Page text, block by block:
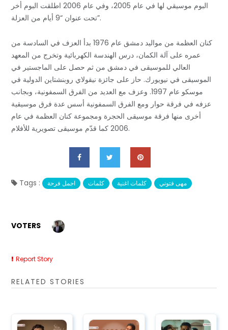
البوم موسيقي لها في عام 2005، وفي عام 2006 اطلقت البوم أخر
تحت عنوان “9 أيام من العزلة”.
كنان العظمة من مواليد دمشق عام 1976 بدأ العزف في السادسة من
عمره على آلة الكمان، درس الهندسة الكهربائية وتخرج من المعهد
العالي للموسيقى في دمشق من ثم حصل على الماجستير في
الموسيقى في نيويورك. حاز على جائزة نيقولاي روبنشتاين الدولية في
موسكو عام 1997. وعزف مع العديد من الفرق السمفونية، وبجانب
عزفه في فرقة حوار ومع الفرق السمفونية أسس عدة فرق موسيقية
أخرى منها فرقة موسيقى الحجرة ومجموعة كنان العظمة في عام
2006 كما قدّم موسيقى تصويرية للأفلام.
Tags : اجمل فرحة كلمات كلمات اغنية مهى فتوني
VOTERS
Report Story
RELATED STORIES